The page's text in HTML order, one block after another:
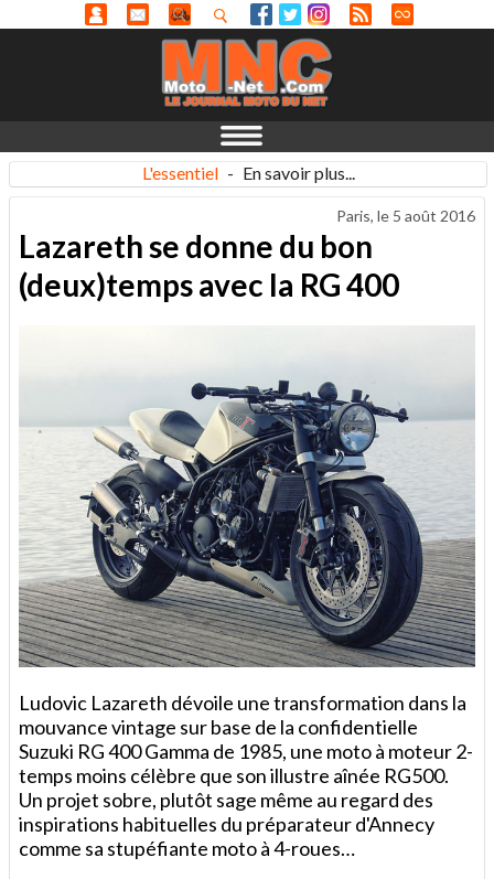
L'essentiel - En savoir plus...
Paris, le 5 août 2016
Lazareth se donne du bon
(deux)temps avec la RG 400
Ludovic Lazareth dévoile une transformation dans la
mouvance vintage sur base de la confidentielle
Suzuki RG 400 Gamma de 1985, une moto à moteur 2-
temps moins célèbre que son illustre aînée RG500.
Un projet sobre, plutôt sage même au regard des
inspirations habituelles du préparateur d'Annecy
comme sa stupéfiante moto à 4-roues…